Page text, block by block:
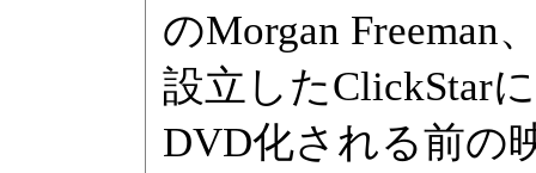
のMorgan Freeman
設立したClickStar
DVD化される前の